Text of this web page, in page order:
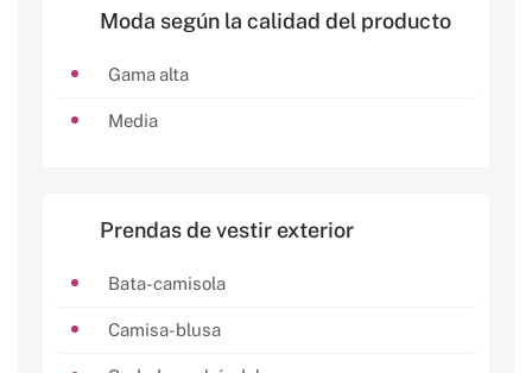
Moda según la calidad del producto
Gama alta
Media
Prendas de vestir exterior
Bata-camisola
Camisa-blusa